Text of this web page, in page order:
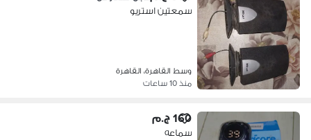
سمعتين استريو
وسط القاهرة، القاهرة
منذ 10 ساعات
160 ج.م
سماعه